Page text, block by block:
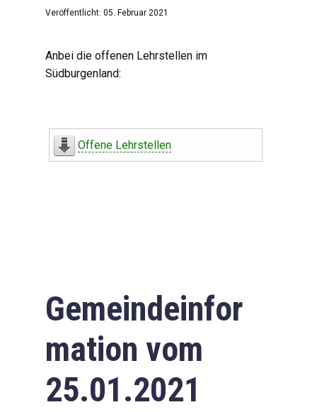
Veröffentlicht: 05. Februar 2021
Anbei die offenen Lehrstellen im
Südburgenland:
Offene Lehrstellen
Gemeindeinfor
mation vom
25.01.2021